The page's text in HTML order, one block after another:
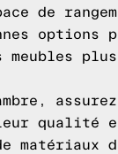
de
options
plus
qualité
matériaux